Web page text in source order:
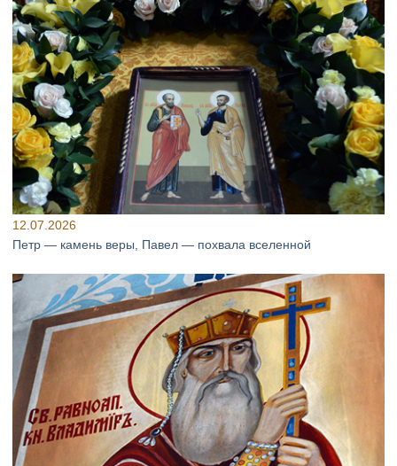
12.07.2026
Петр — камень веры, Павел — похвала вселенной